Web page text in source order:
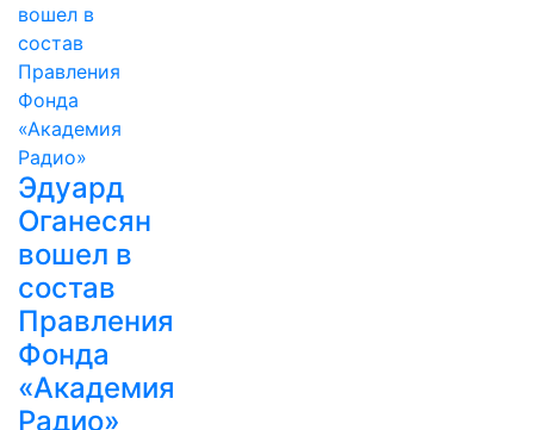
Эдуард
Оганесян
вошел в
состав
Правления
Фонда
«Академия
Радио»